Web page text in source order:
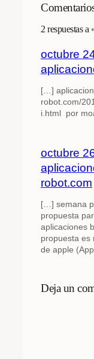
2 respuestas
octubre
[…]
robot.com/
i.html por
octubre
robot.com
[…] semana
propuesta
aplicaciones
propuesta es
de apple
Deja un